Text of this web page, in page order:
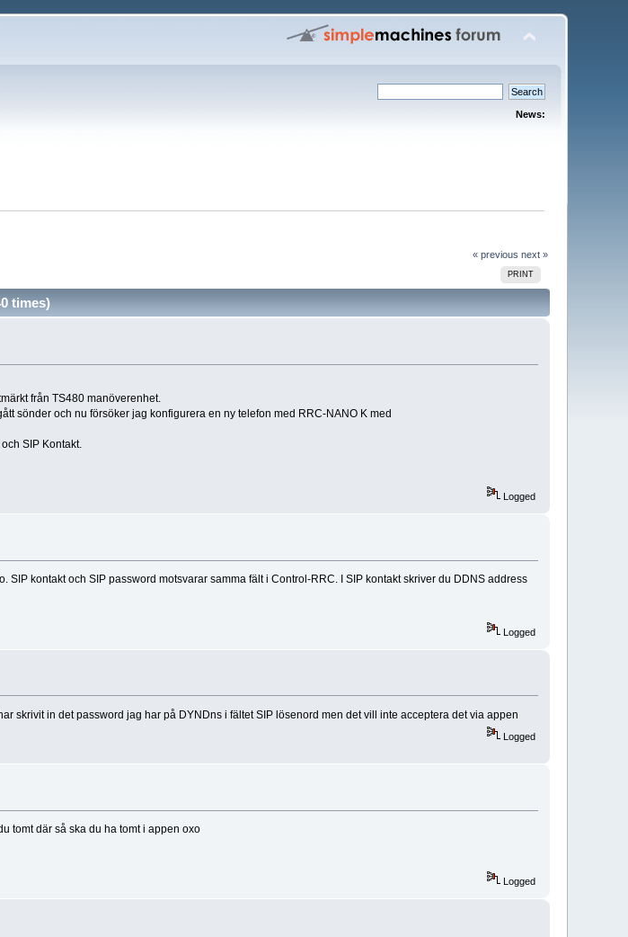
News:
« previous next »
PRINT
times)
från TS480 manöverenhet.
sönder och nu försöker jag konfigurera en ny telefon med RRC-NANO K med
SIP Kontakt.
Logged
SIP kontakt och SIP password motsvarar samma fält i Control-RRC. I SIP kontakt skriver du DDNS address
Logged
skrivit in det password jag har på DYNDns i fältet SIP lösenord men det vill inte acceptera det via appen
Logged
tomt där så ska du ha tomt i appen oxo
Logged